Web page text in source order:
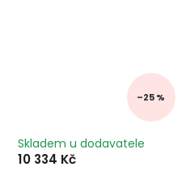
–25 %
Skladem u dodavatele
10 334 Kč